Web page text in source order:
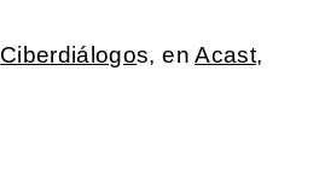
Ciberdiálogos, enAcast,